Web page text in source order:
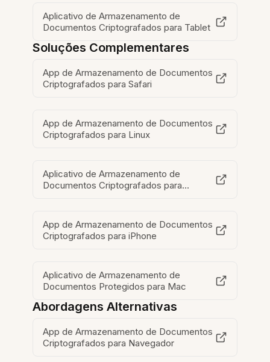
Aplicativo de Armazenamento de
Documentos Criptografados para Tablet
Soluções Complementares
App de Armazenamento de Documentos
Criptografados para Safari
App de Armazenamento de Documentos
Criptografados para Linux
Aplicativo de Armazenamento de
Documentos Criptografados para
App de Armazenamento de Documentos
Criptografados para iPhone
Aplicativo de Armazenamento de
Documentos Protegidos para Mac
Abordagens Alternativas
App de Armazenamento de Documentos
Criptografados para Navegador